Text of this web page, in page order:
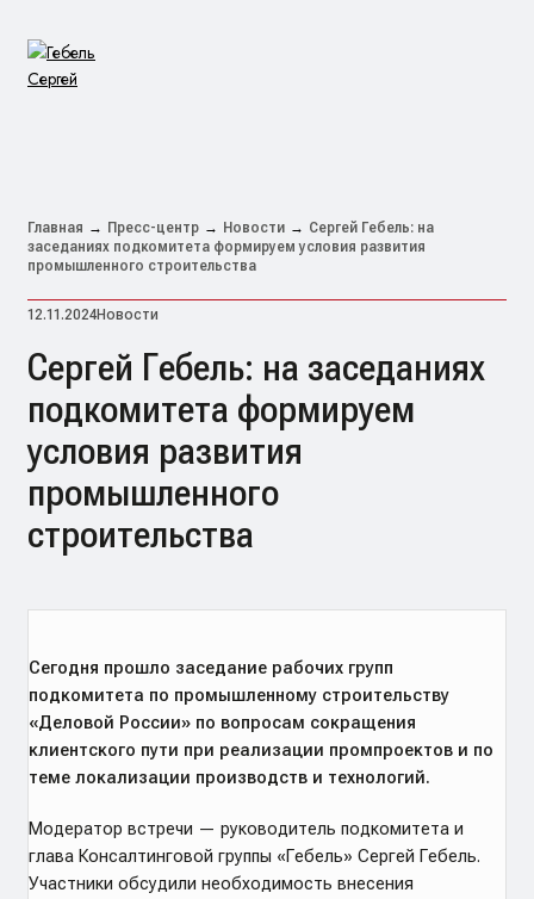
ДЕЛОВОЙ ПРОФИЛЬ
МЕРОПРИЯТИЯ
ПУБЛИКАЦИИ
Главная → Пресс-центр → Новости → Сергей Гебель: на
заседаниях подкомитета формируем условия развития
промышленного строительства
12.11.2024Новости
Сергей Гебель: на заседаниях
подкомитета формируем
условия развития
промышленного
строительства
Сегодня прошло заседание рабочих групп
подкомитета по промышленному строительству
«Деловой России» по вопросам сокращения
клиентского пути при реализации промпроектов и по
теме локализации производств и технологий.
Модератор встречи — руководитель подкомитета и
глава Консалтинговой группы «Гебель» Сергей Гебель.
Участники обсудили необходимость внесения